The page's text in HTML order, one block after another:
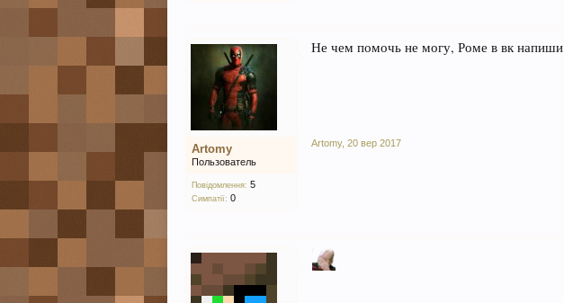
Artomy
Пользователь
Повідомлення: 5
Симпатії: 0
Не чем помочь не могу, Роме в вк напиши
Artomy, 20 вер 2017